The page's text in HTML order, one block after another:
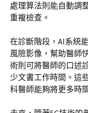
處理算法則能自動調
重複檢查。
在診斷階段，AI系統
風險影像，幫助醫師
術則可將醫師的口述
少文書工作時間。這
科醫師能夠將更多時